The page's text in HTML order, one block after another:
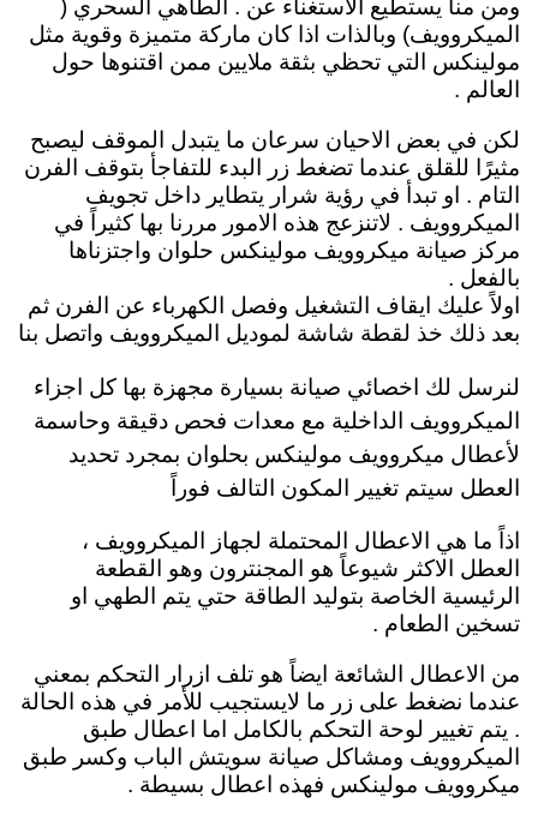
ومن منا يستطيع الاستغناء عن . الطاهي السحري (
الميكروويف) وبالذات اذا كان ماركة متميزة وقوية مثل
مولينكس التي تحظي بثقة ملايين ممن اقتنوها حول
العالم .
لكن في بعض الاحيان سرعان ما يتبدل الموقف ليصبح
مثيرًا للقلق عندما تضغط زر البدء للتفاجأ بتوقف الفرن
التام . او تبدأ في رؤية شرار يتطاير داخل تجويف
الميكروويف . لاتنزعج هذه الامور مررنا بها كثيراً في
مركز صيانة ميكروويف مولينكس حلوان واجتزناها
بالفعل .
اولاً عليك ايقاف التشغيل وفصل الكهرباء عن الفرن ثم
بعد ذلك خذ لقطة شاشة لموديل الميكروويف واتصل بنا
لنرسل لك اخصائي صيانة بسيارة مجهزة بها كل اجزاء
الميكروويف الداخلية مع معدات فحص دقيقة وحاسمة
لأعطال ميكروويف مولينكس بحلوان بمجرد تحديد
العطل سيتم تغيير المكون التالف فوراً
اذاً ما هي الاعطال المحتملة لجهاز الميكروويف ،
العطل الاكثر شيوعاً هو المجنترون وهو القطعة
الرئيسية الخاصة بتوليد الطاقة حتي يتم الطهي او
تسخين الطعام .
من الاعطال الشائعة ايضاً هو تلف ازرار التحكم بمعني
عندما نضغط على زر ما لايستجيب للأمر في هذه الحالة
. يتم تغيير لوحة التحكم بالكامل اما اعطال طبق
الميكروويف ومشاكل صيانة سويتش الباب وكسر طبق
ميكروويف مولينكس فهذه اعطال بسيطة .